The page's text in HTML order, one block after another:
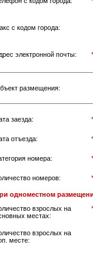
с кодом города:
электронной почты: *
размещения:
заезда: *
отъезда: *
номера: *
номеров: *
одноместном
взрослых на
местах:
*
взрослых на
месте: